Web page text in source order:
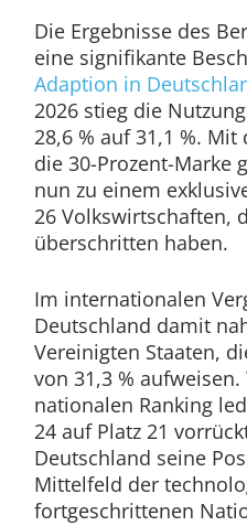
Die Ergebnisse des
eine signifikante
Adaption in
2026 stieg die
28,6 % auf 31,1 %.
die 30-Prozent-Marke
nun zu einem
26 Volkswirtschaften,
überschritten haben.
Im internationalen
Deutschland damit
Vereinigten Staaten,
von 31,3 %
nationalen Ranking
24 auf Platz 21
Deutschland seine
Mittelfeld der
fortgeschrittenen